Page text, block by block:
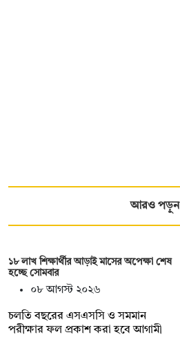
আরও পড়ুন
১৮ লাখ শিক্ষার্থীর আড়াই মাসের অপেক্ষা শেষ
হচ্ছে সোমবার
০৮ আগস্ট ২০২৬
চলতি বছরের এসএসসি ও সমমান
পরীক্ষার ফল প্রকাশ করা হবে আগামী